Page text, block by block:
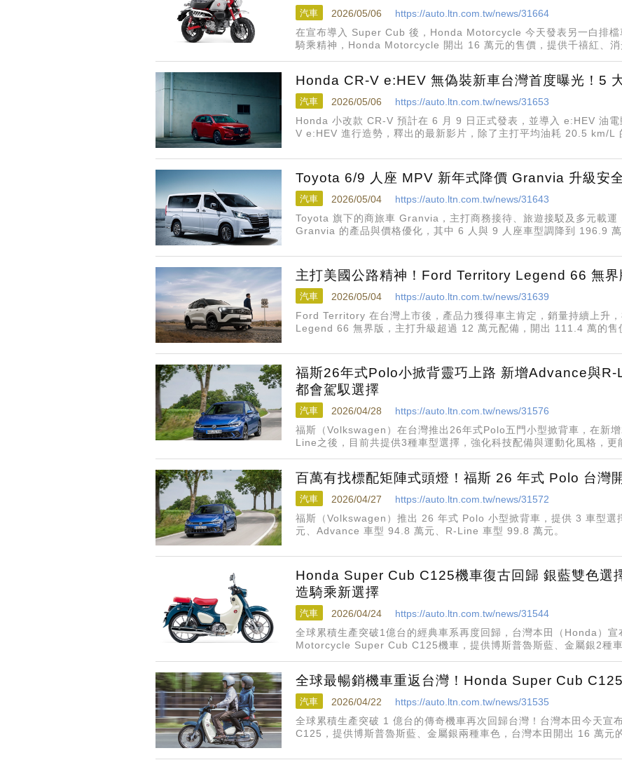
汽車 2026/05/06
https://auto.ltn.com.tw/news/31664
在宣布導入 Super Cub 後，Honda Motorcycle 今天發表另一白排
騎乘精神，Honda Motorcycle 開出 16 萬元的售價，提供千禧紅、消
Honda CR-V e:HEV 無偽裝新車台灣首度曝光！5
汽車 2026/05/06
https://auto.ltn.com.tw/news/31653
Honda 小改款 CR-V 預計在 6 月 9 日正式發表，並導入 e:HEV 油
V e:HEV 進行造勢，釋出的最新影片，除了主打平均油耗 20.5 km/L
Toyota 6/9 人座 MPV 新年式降價 Granvia 升級安
汽車 2026/05/04
https://auto.ltn.com.tw/news/31643
Toyota 旗下的商旅車 Granvia，主打商務接待、旅遊接駁及多元載運
Granvia 的產品與價格優化，其中 6 人與 9 人座車型調降到 196.9
主打美國公路精神！Ford Territory Legend 66 無界
汽車 2026/05/04
https://auto.ltn.com.tw/news/31639
Ford Territory 在台灣上市後，產品力獲得車主肯定，銷量持續上升
Legend 66 無界版，主打升級超過 12 萬元配備，開出 111.4 萬的售
福斯26年式Polo小掀背靈巧上路 新增Advance與R-
都會駕馭選擇
汽車 2026/04/28
https://auto.ltn.com.tw/news/31576
福斯（Volkswagen）在台灣推出26年式Polo五門小型掀背車，在新
Line之後，目前共提供3種車型選擇，強化科技配備與運動化風格，更
百萬有找標配矩陣式頭燈！福斯 26 年式 Polo 台灣
汽車 2026/04/27
https://auto.ltn.com.tw/news/31572
福斯（Volkswagen）推出 26 年式 Polo 小型掀背車，提供 3 車型
元、Advance 車型 94.8 萬元、R-Line 車型 99.8 萬元。
Honda Super Cub C125機車復古回歸 銀藍雙色選
造騎乘新選擇
汽車 2026/04/24
https://auto.ltn.com.tw/news/31544
全球累積生產突破1億台的經典車系再度回歸，台灣本田（Honda）
Motorcycle Super Cub C125機車，提供博斯普魯斯藍、金屬銀2種車
全球最暢銷機車重返台灣！Honda Super Cub
汽車 2026/04/22
https://auto.ltn.com.tw/news/31535
全球累積生產突破 1 億台的傳奇機車再次回歸台灣！台灣本田今天
C125，提供博斯普魯斯藍、金屬銀兩種車色，台灣本田開出 16 萬元